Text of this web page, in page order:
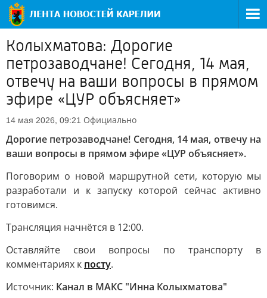
Колыхматова: Дорогие
петрозаводчане! Сегодня, 14 мая,
отвечу на ваши вопросы в прямом
эфире «ЦУР объясняет»
14 мая 2026, 09:21 Официально
Дорогие петрозаводчане! Сегодня, 14 мая, отвечу на
ваши вопросы в прямом эфире «ЦУР объясняет».
Поговорим о новой маршрутной сети, которую мы
разработали и к запуску которой сейчас активно
готовимся.
Трансляция начнётся в 12:00.
Оставляйте свои вопросы по транспорту в
комментариях к посту.
Источник: Канал в МАКС "Инна Колыхматова"